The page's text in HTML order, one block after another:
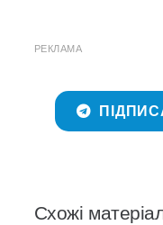
РЕКЛАМА
Схожі